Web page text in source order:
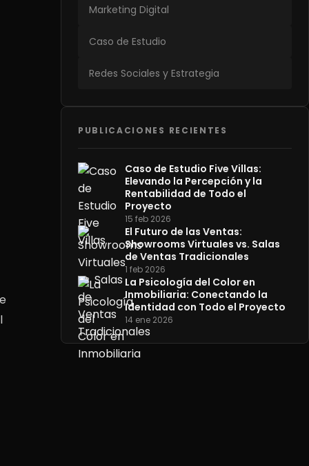
Marketing Digital
Caso de Estudio
Redes Sociales y Estrategia
PUBLICACIONES RECIENTES
Caso de Estudio Five Villas:
Elevando la Percepción y la
Rentabilidad de Todo el
Proyecto
15 feb 2026
El Futuro de las Ventas:
Showrooms Virtuales vs. Salas
de Ventas Tradicionales
1 feb 2026
La Psicología del Color en
Inmobiliaria: Conectando la
Identidad con Todo el Proyecto
14 ene 2026